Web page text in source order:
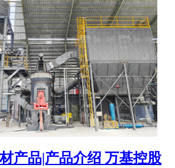
产品|产品介绍 万基控股